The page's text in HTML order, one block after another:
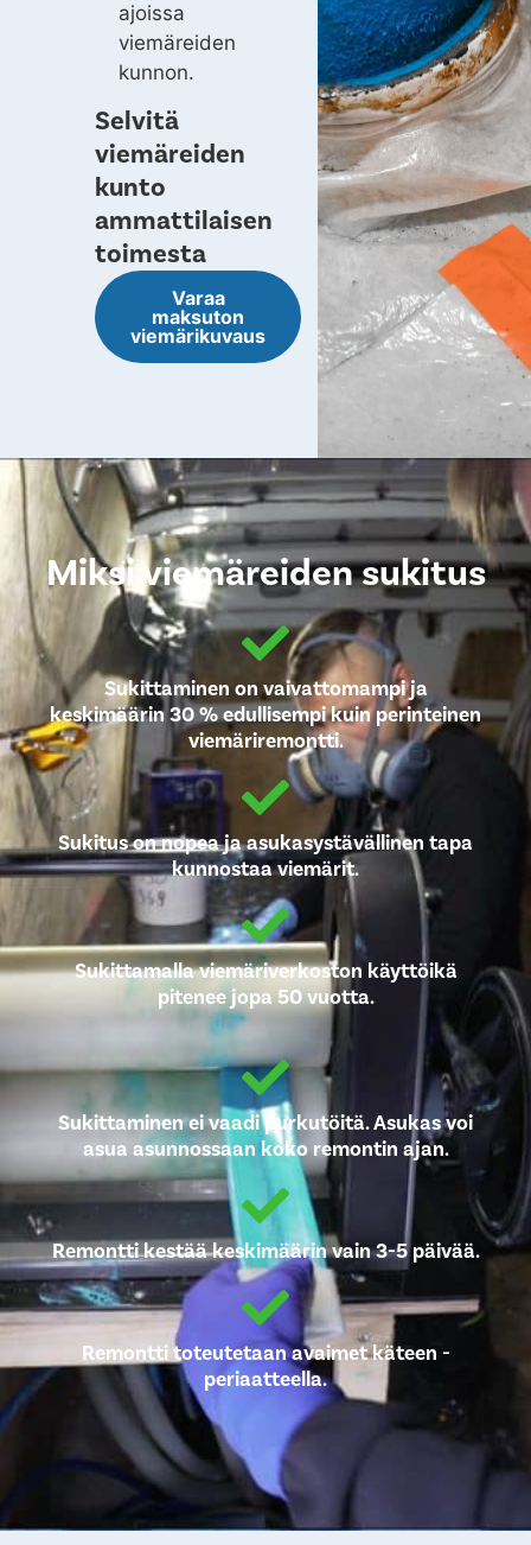
ajoissa
viemäreiden
kunnon.
Selvitä
viemäreiden
kunto
ammattilaisen
toimesta
Varaa
maksuton
viemärikuvaus
Miksi viemäreiden sukitus
Sukittaminen on vaivattomampi ja
keskimäärin 30 % edullisempi kuin perinteinen
viemäriremontti.
Sukitus on nopea ja asukasystävällinen tapa
kunnostaa viemärit.
Sukittamalla viemäriverkoston käyttöikä
pitenee jopa 50 vuotta.
Sukittaminen ei vaadi purkutöitä. Asukas voi
asua asunnossaan koko remontin ajan.
Remontti kestää keskimäärin vain 3-5 päivää.
Remontti toteutetaan avaimet käteen -
periaatteella.